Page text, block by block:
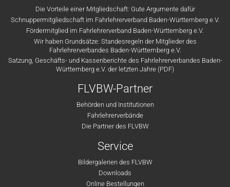
Die Vorteile einer Mitgliedschaft: Gute Argumente dafür
Schnuppermitgliedschaft im Fahrlehrerverband Baden-Württemberg e.V.
Fördermitglied im Fahrlehrerverband Baden-Württemberg e.V.
Wir haben Grundsätze: Standesregeln der Mitglieder des
Fahrlehrerverbandes Baden-Württemberg e.V.
Satzung, Geschäfts- und Kassenberichte des Fahrlehrerverbandes Baden-
Württemberg e.V. der letzten Jahre (PDF)
FLVBW-Partner
Behörden und Institutionen
Fahrlehrerverbände
Die Partner des FLVBW
Service
Bildergalerien des FLVBW
Downloads
Online Bestellungen